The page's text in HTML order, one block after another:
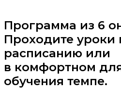
Программа из 6
Проходите уроки
расписанию или
в комфортном
обучения темпе.